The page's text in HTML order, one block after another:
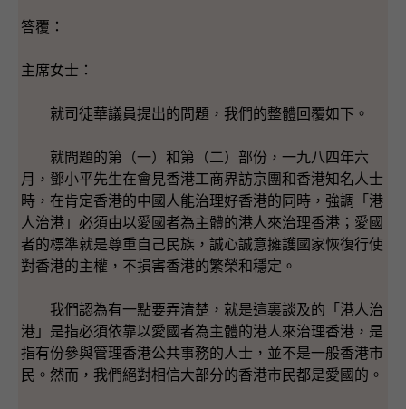
答覆：
主席女士：
就司徒華議員提出的問題，我們的整體回覆如下。
就問題的第（一）和第（二）部份，一九八四年六
月，鄧小平先生在會見香港工商界訪京團和香港知名人士
時，在肯定香港的中國人能治理好香港的同時，強調「港
人治港」必須由以愛國者為主體的港人來治理香港；愛國
者的標準就是尊重自己民族，誠心誠意擁護國家恢復行使
對香港的主權，不損害香港的繁榮和穩定。
我們認為有一點要弄清楚，就是這裏談及的「港人治
港」是指必須依靠以愛國者為主體的港人來治理香港，是
指有份參與管理香港公共事務的人士，並不是一般香港市
民。然而，我們絕對相信大部分的香港市民都是愛國的。